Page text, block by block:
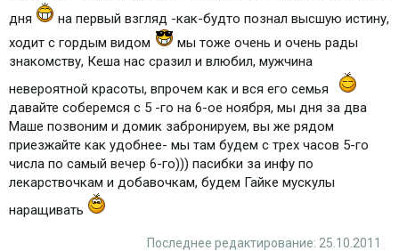
дня
на первый взгляд -как-будто познал высшую истину,
ходит с гордым видом
мы тоже очень и очень рады
знакомству, Кеша нас сразил и влюбил, мужчина
невероятной красоты, впрочем как и вся его семья
давайте соберемся с 5 -го на 6-ое ноября, мы дня за два
Маше позвоним и домик забронируем, вы же рядом
приезжайте как удобнее- мы там будем с трех часов 5-го
числа по самый вечер 6-го))) пасибки за инфу по
лекарствочкам и добавочкам, будем Гайке мускулы
наращивать
Последнее редактирование: 25.10.2011